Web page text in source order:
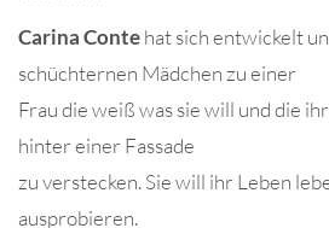
Carina Contehat sich entwickelt
schüchternen Mädchen zu einer
Frau die weiß was sie will und die
hinter einer Fassade
zu verstecken. Sie will ihr Leben
ausprobieren.